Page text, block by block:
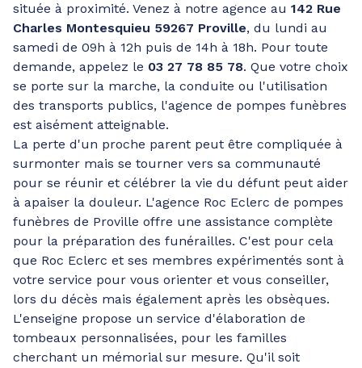
située à proximité. Venez à notre agence au 142 Rue
Charles Montesquieu 59267 Proville, du lundi au
samedi de 09h à 12h puis de 14h à 18h. Pour toute
demande, appelez le 03 27 78 85 78. Que votre choix
se porte sur la marche, la conduite ou l'utilisation
des transports publics, l'agence de pompes funèbres
est aisément atteignable.
La perte d'un proche parent peut être compliquée à
surmonter mais se tourner vers sa communauté
pour se réunir et célébrer la vie du défunt peut aider
à apaiser la douleur. L'agence Roc Eclerc de pompes
funèbres de Proville offre une assistance complète
pour la préparation des funérailles. C'est pour cela
que Roc Eclerc et ses membres expérimentés sont à
votre service pour vous orienter et vous conseiller,
lors du décès mais également après les obsèques.
L'enseigne propose un service d'élaboration de
tombeaux personnalisées, pour les familles
cherchant un mémorial sur mesure. Qu'il soit